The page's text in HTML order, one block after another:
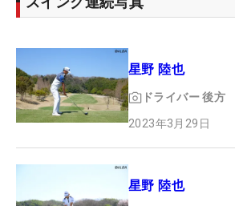
星野 陸也
ドライバー 後方
2023年3月29日
星野 陸也